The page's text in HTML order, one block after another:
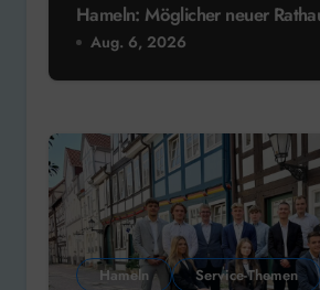
Hameln: Möglicher neuer
Aug. 6, 2026
Hameln Service-Themen